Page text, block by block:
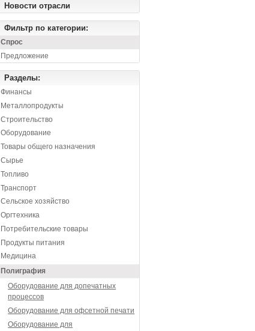
Новости отрасли
Фильтр по категории:
Спрос
Предложение
Разделы:
Финансы
Металлопродукты
Строительство
Оборудование
Товары общего назначения
Сырье
Топливо
Транспорт
Сельское хозяйство
Оргтехника
Потребительские товары
Продукты питания
Медицина
Полиграфия
Оборудование для допечатных
процессов
Оборудование для офсетной печати
Оборудование для